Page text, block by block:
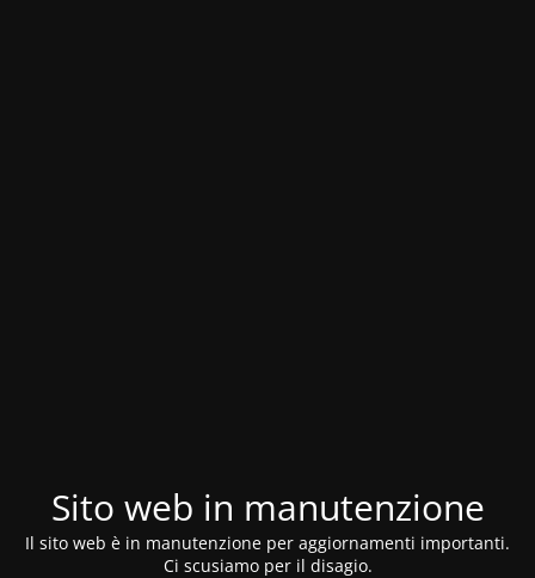
Sito web in manutenzione
Il sito web è in manutenzione per aggiornamenti importanti.
Ci scusiamo per il disagio.